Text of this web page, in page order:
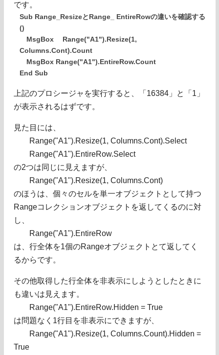
です。
Sub Range_ResizeとRange_ EntireRowの違いを確認する
()
MsgBox Range("A1").Resize(1,
Columns.Cont).Count
MsgBox Range("A1").EntireRow.Count
End Sub
上記のプロシージャを実行すると、「16384」と「1」
が表示されるはずです。
見た目には、
Range("A1").Resize(1, Columns.Cont).Select
Range("A1").EntireRow.Select
の2つは同じに見えますが、
Range("A1").Resize(1, Columns.Cont)
のほうは、個々のセルを単一オブジェクトとして持つ
Rangeコレクションオブジェクトを返してくるのに対
し、
Range("A1").EntireRow
は、行全体を1個のRangeオブジェクトとて返してく
るからです。
その他取得した行全体を非表示にしようとしたときに
も違いは見えます。
Range("A1").EntireRow.Hidden = True
は問題なく1行目を非表示にできますが、
Range("A1").Resize(1, Columns.Count).Hidden =
True